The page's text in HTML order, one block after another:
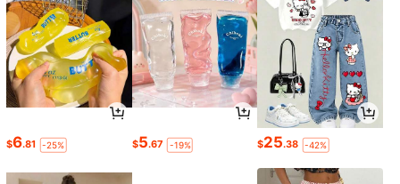
$6.81 -25% $5.67 -19% $25.38 -42%